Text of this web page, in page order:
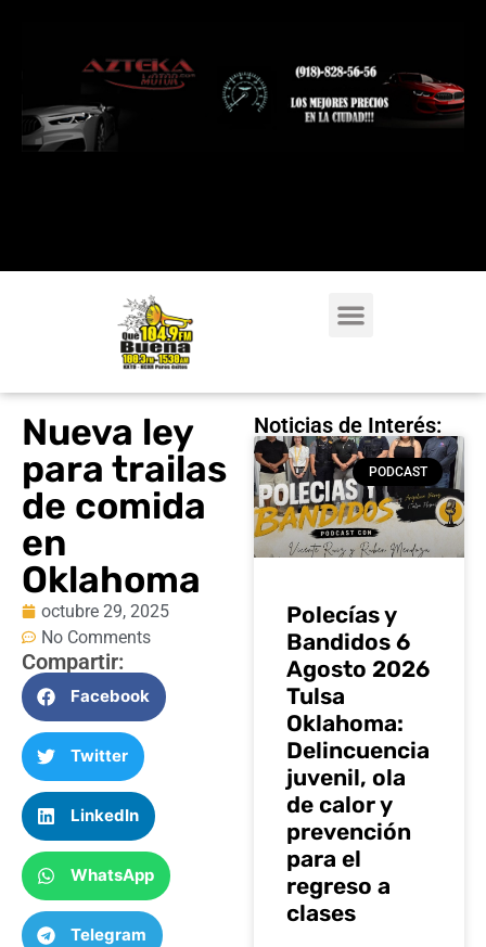
Nueva ley
para trailas
de comida
en
Oklahoma
octubre 29, 2025
No Comments
Compartir:
Facebook
Twitter
LinkedIn
WhatsApp
Telegram
Noticias de Interés:
PODCAST
Polecías y
Bandidos 6
Agosto 2026
Tulsa
Oklahoma:
Delincuencia
juvenil, ola
de calor y
prevención
para el
regreso a
clases